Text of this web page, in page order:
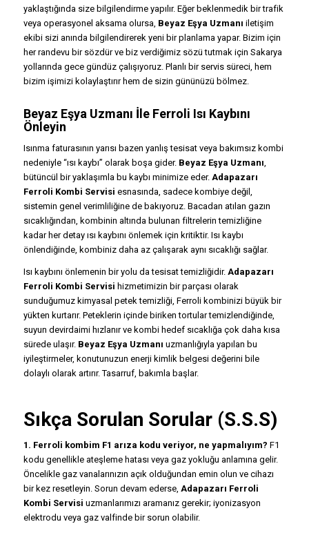
yaklaştığında size bilgilendirme yapılır. Eğer beklenmedik bir trafik
veya operasyonel aksama olursa, Beyaz Eşya Uzmanı iletişim
ekibi sizi anında bilgilendirerek yeni bir planlama yapar. Bizim için
her randevu bir sözdür ve biz verdiğimiz sözü tutmak için Sakarya
yollarında gece gündüz çalışıyoruz. Planlı bir servis süreci, hem
bizim işimizi kolaylaştırır hem de sizin gününüzü bölmez.
Beyaz Eşya Uzmanı İle Ferroli Isı Kaybını
Önleyin
Isınma faturasının yarısı bazen yanlış tesisat veya bakımsız kombi
nedeniyle “ısı kaybı” olarak boşa gider. Beyaz Eşya Uzmanı
bütüncül bir yaklaşımla bu kaybı minimize eder. Adapazarı
Ferroli Kombi Servisi esnasında, sadece kombiye değil,
sistemin genel verimliliğine de bakıyoruz. Bacadan atılan gazın
sıcaklığından, kombinin altında bulunan filtrelerin temizliğine
kadar her detay ısı kaybını önlemek için kritiktir. Isı kaybı
önlendiğinde, kombiniz daha az çalışarak aynı sıcaklığı sağlar.
Isı kaybını önlemenin bir yolu da tesisat temizliğidir. Adapazarı
Ferroli Kombi Servisi hizmetimizin bir parçası olarak
sunduğumuz kimyasal petek temizliği, Ferroli kombinizi büyük bir
yükten kurtarır. Peteklerin içinde biriken tortular temizlendiğinde,
suyun devirdaimi hızlanır ve kombi hedef sıcaklığa çok daha kısa
sürede ulaşır. Beyaz Eşya Uzmanı uzmanlığıyla yapılan bu
iyileştirmeler, konutunuzun enerji kimlik belgesi değerini bile
dolaylı olarak artırır. Tasarruf, bakımla başlar.
Sıkça Sorulan Sorular (S.S.S)
1. Ferroli kombim F1 arıza kodu veriyor, ne yapmalıyım? F1
kodu genellikle ateşleme hatası veya gaz yokluğu anlamına gelir.
Öncelikle gaz vanalarınızın açık olduğundan emin olun ve cihazı
bir kez resetleyin. Sorun devam ederse, Adapazarı Ferroli
Kombi Servisi uzmanlarımızı aramanız gerekir; iyonizasyon
elektrodu veya gaz valfinde bir sorun olabilir.